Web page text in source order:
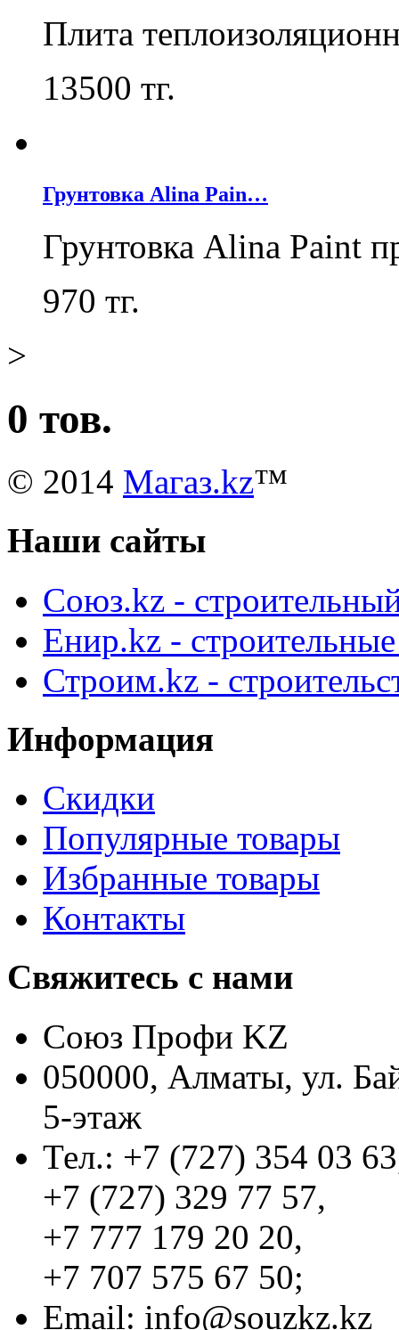
Плита
13500 тг.
Грунтовка Alina Pain…
Грунтовка Alina Paint
970 тг.
>
0 тов.
© 2014 Магаз.kz™
Наши сайты
Союз.kz -
Енир.kz -
Строим.kz -
Информация
Скидки
Популярные товары
Избранные товары
Контакты
Свяжитесь с нами
Союз Профи KZ
050000, Алматы, ул.
5-этаж
Тел.: +7 (727) 354 03
+7 (727) 329 77 57,
+7 777 179 20 20,
+7 707 575 67 50;
Email: info@souzkz.kz